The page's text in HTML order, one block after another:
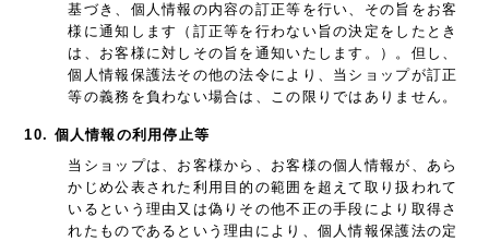
基づき、個人情報の内容の訂正等を行い、その旨をお客
様に通知します（訂正等を行わない旨の決定をしたとき
は、お客様に対しその旨を通知いたします。）。但し、
個人情報保護法その他の法令により、当ショップが訂正
等の義務を負わない場合は、この限りではありません。
10. 個人情報の利用停止等
当ショップは、お客様から、お客様の個人情報が、あら
かじめ公表された利用目的の範囲を超えて取り扱われて
いるという理由又は偽りその他不正の手段により取得さ
れたものであるという理由により、個人情報保護法の定